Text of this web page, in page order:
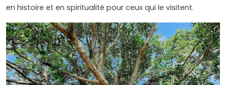
en histoire et en spiritualité pour ceux qui le visitent.